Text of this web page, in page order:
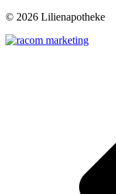
© 2026 Lilienapotheke